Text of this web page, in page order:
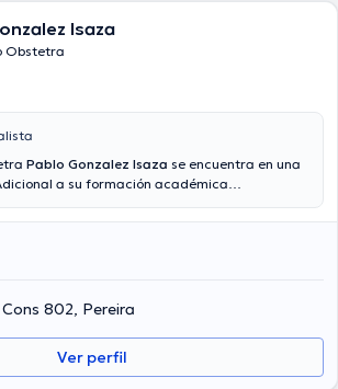
Isaza
Obstetra
Pablo Gonzalez Isaza se encuentra en una
a su formación académica
de la salud cuenta con varios años de
asociaciones médicas. Pablo Gonzalez
diversas conferencias con el objetivo de
continua en su disciplina de especialización y
publicaciones. Cabe mencionar que, el
en Español.
802, Pereira
Ver perfil